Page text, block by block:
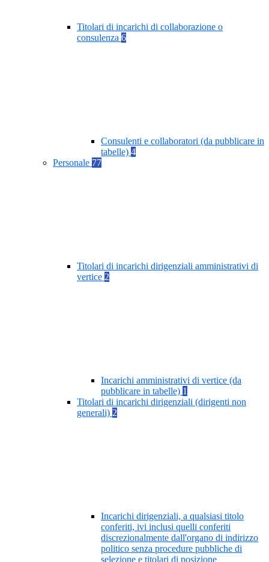
Titolari di incarichi di collaborazione o
consulenza 6
Consulenti e collaboratori (da pubblicare in
tabelle) 4
Personale 77
Titolari di incarichi dirigenziali amministrativi di
vertice 2
Incarichi amministrativi di vertice (da
pubblicare in tabelle) 1
Titolari di incarichi dirigenziali (dirigenti non
generali) 2
Incarichi dirigenziali, a qualsiasi titolo
conferiti, ivi inclusi quelli conferiti
discrezionalmente dall'organo di indirizzo
politico senza procedure pubbliche di
selezione e titolari di posizione